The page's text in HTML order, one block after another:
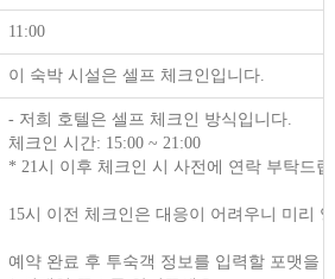
11:00
이 숙박 시설은 셀프 체크인입니다.
- 저희 호텔은 셀프 체크인 방식입니다.
체크인 시간: 15:00 ~ 21:00
* 21시 이후 체크인 시 사전에 연락 부탁드
15시 이전 체크인은 대응이 어려우니 미리
예약 완료 후 투숙객 정보를 입력할 포맷을